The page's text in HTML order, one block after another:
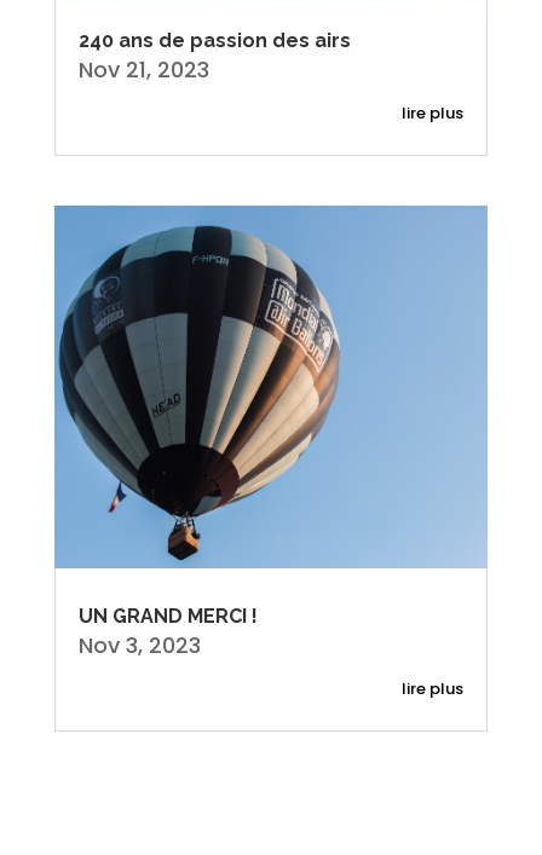
240 ans de passion des airs
Nov 21, 2023
lire plus
UN GRAND MERCI !
Nov 3, 2023
lire plus